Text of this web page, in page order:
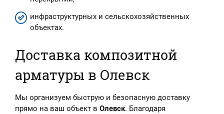
инфраструктурных и сельскохозяйственных
объектах.
Доставка композитной
арматуры в Олевск
Мы организуем быструю и безопасную доставку
прямо на ваш объект в Олевск. Благодаря